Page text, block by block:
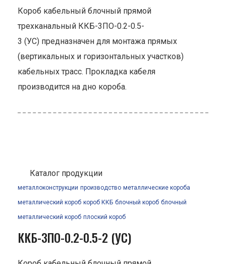
Короб кабельный блочный прямой
трехканальный ККБ-3ПО-0.2-0.5-
3 (УС) предназначен для монтажа прямых
(вертикальных и горизонтальных участков)
кабельных трасс. Прокладка кабеля
производится на дно короба.
Каталог продукции
металлоконструкции производство металлические короба
металлический короб короб ККБ блочный короб блочный
металлический короб плоский короб
ККБ-3ПО-0.2-0.5-2 (УС)